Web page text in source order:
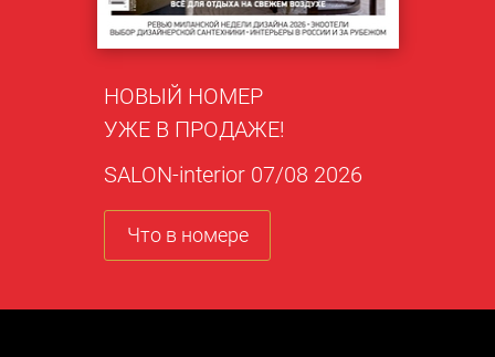
НОВЫЙ НОМЕР
УЖЕ В ПРОДАЖЕ!
SALON-interior 07/08 2026
Что в номере